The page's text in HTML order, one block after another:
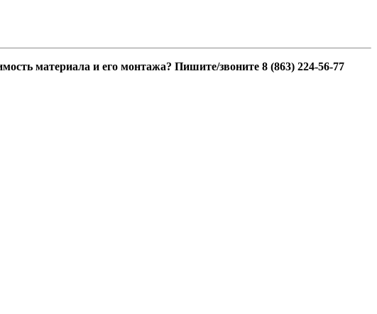
материала и его монтажа? Пишите/звоните 8 (863) 224-56-77